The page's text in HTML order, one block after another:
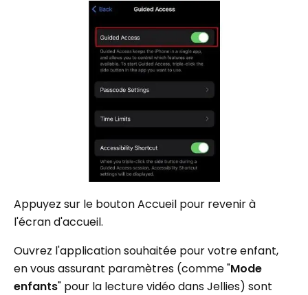
Appuyez sur le bouton Accueil pour revenir à
l'écran d'accueil.
Ouvrez l'application souhaitée pour votre enfant,
en vous assurant paramètres (comme "Mode
enfants" pour la lecture vidéo dans Jellies) sont